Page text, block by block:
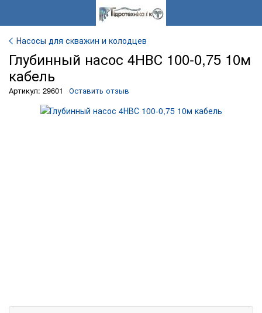
Насосы для скважин и колодцев
Глубинный насос 4НВС 100-0,75 10м
кабель
Артикул: 29601 Оставить отзыв